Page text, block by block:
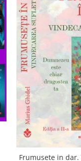
Frumusete in